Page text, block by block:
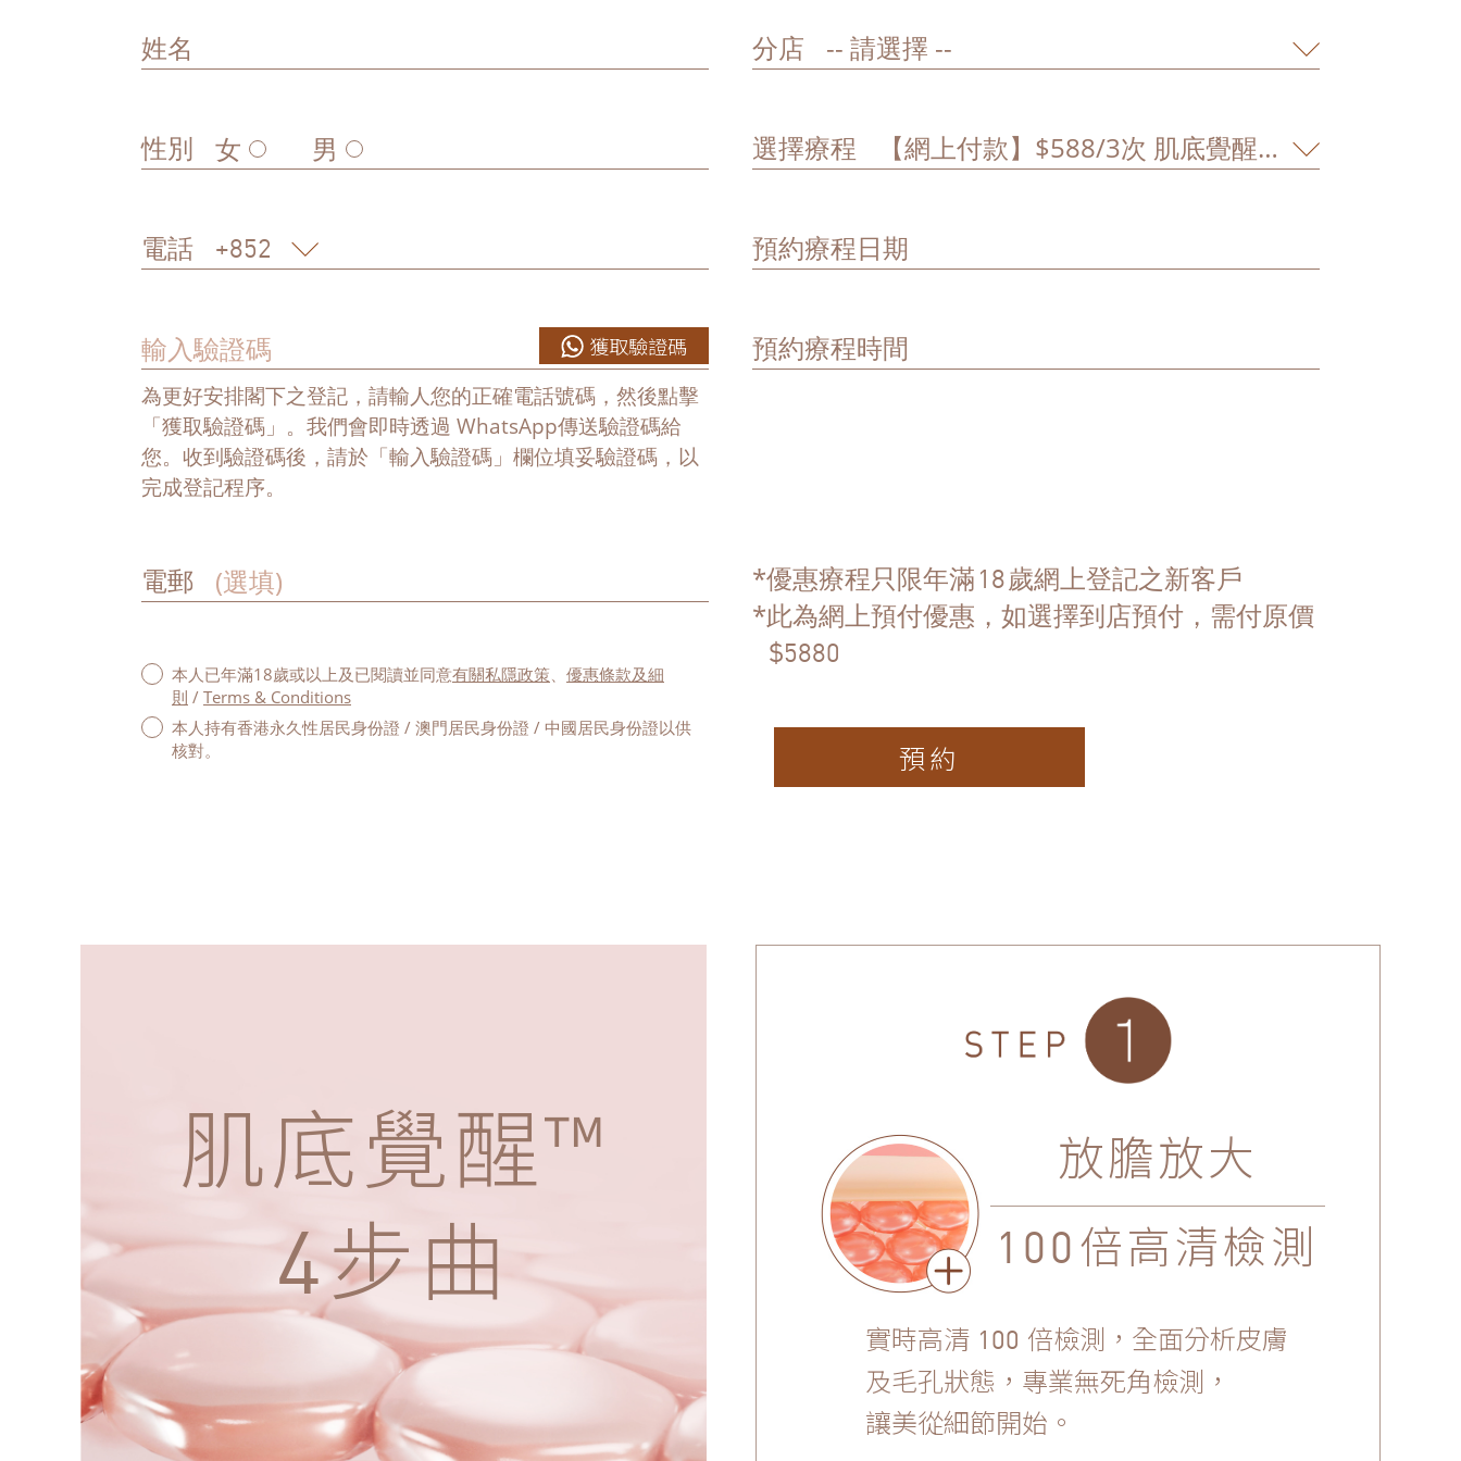
姓名
性別 女 男
電話
獲取驗證碼
為更好安排閣下之登記，請輸人您的正確電話號碼，然後點擊
「獲取驗證碼」。我們會即時透過 WhatsApp傳送驗證碼給
您。收到驗證碼後，請於「輸入驗證碼」欄位填妥驗證碼，以
完成登記程序。
分店
選擇療程
預約療程日期
預約療程時間
電郵
本人已年滿18歲或以上及已閱讀並同意有關私隱政策、 優惠條款及細
則 / Terms & Conditions
本人持有香港永久性居民身份證 / 澳門居民身份證 / 中國居民身份證以供
核對。
*優惠療程只限年滿 18歲網上登記之新客戶
*此為網上預付優惠，如選擇到店預付，需付原價
$5880
預約
肌底覺醒™
4步曲
放膽放大
100倍高清檢測
實時高清 100 倍檢測，全面分析皮膚
及毛孔狀態，專業無死角檢測，
讓美從細節開始。